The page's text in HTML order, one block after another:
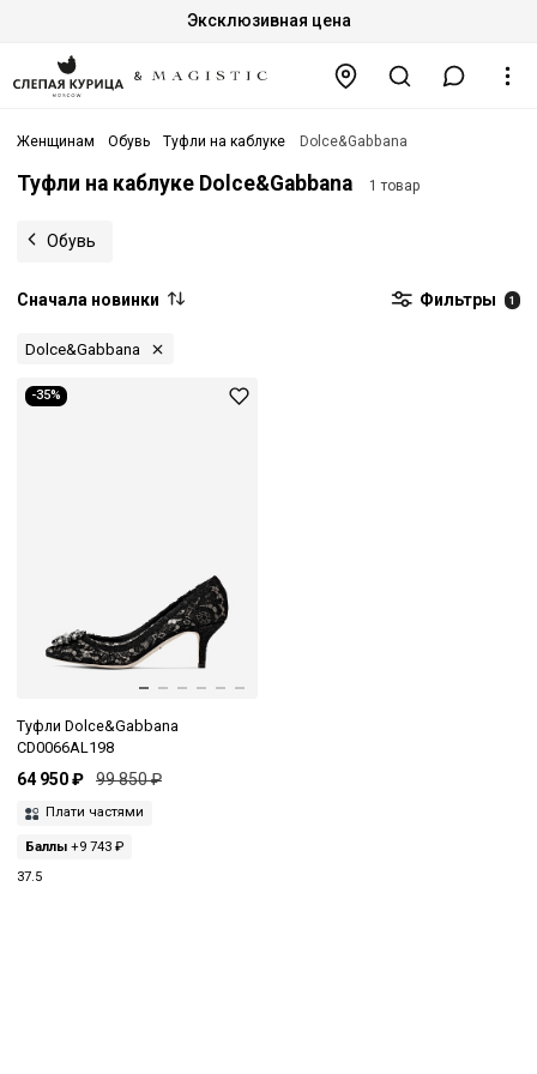
Эксклюзивная цена
Женщинам Обувь Туфли на каблуке Dolce&Gabbana
Туфли на каблуке Dolce&Gabbana 1 товар
Обувь
Сначала новинки Фильтры 1
Dolce&Gabbana
-35%
Туфли Dolce&Gabbana
CD0066AL198
64 950 ₽ 99 850 ₽
Плати частями
Баллы +9 743 ₽
37.5